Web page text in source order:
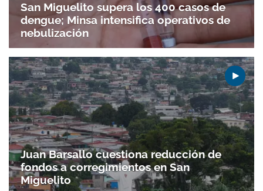
San Miguelito supera los 400 casos de
dengue; Minsa intensifica operativos de
nebulización
Juan Barsallo cuestiona reducción de
fondos a corregimientos en San
Miguelito